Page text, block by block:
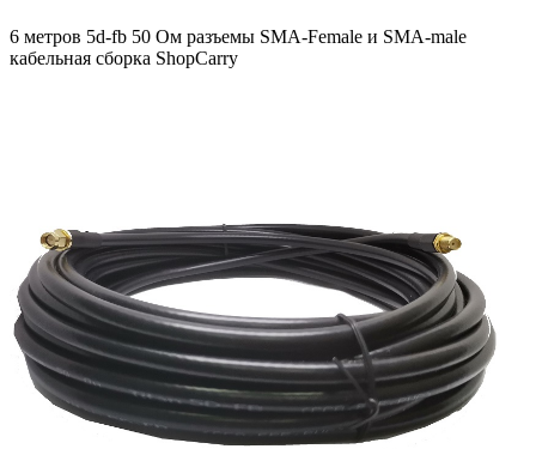
6 метров 5d-fb 50 Ом разъемы SMA-Female и SMA-male
кабельная сборка ShopCarry